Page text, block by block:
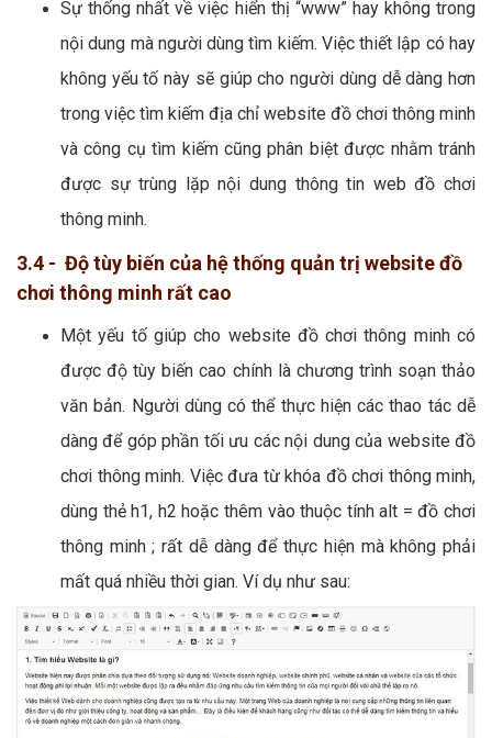
Sự thống nhất về việc hiển thị “www” hay không trong
nội dung mà người dùng tìm kiếm. Việc thiết lập có hay
không yếu tố này sẽ giúp cho người dùng dễ dàng hơn
trong việc tìm kiếm địa chỉ website đồ chơi thông minh
và công cụ tìm kiếm cũng phân biệt được nhằm tránh
được sự trùng lặp nội dung thông tin web đồ chơi
thông minh.
3.4 - Độ tùy biến của hệ thống quản trị website đồ
chơi thông minh rất cao
Một yếu tố giúp cho website đồ chơi thông minh có
được độ tùy biến cao chính là chương trình soạn thảo
văn bản. Người dùng có thể thực hiện các thao tác dễ
dàng để góp phần tối ưu các nội dung của website đồ
chơi thông minh. Việc đưa từ khóa đồ chơi thông minh,
dùng thẻ h1, h2 hoặc thêm vào thuộc tính alt = đồ chơi
thông minh ; rất dễ dàng để thực hiện mà không phải
mất quá nhiều thời gian. Ví dụ như sau: